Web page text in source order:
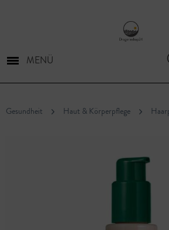
MENÜ
Gesundheit Haut & Körperpflege